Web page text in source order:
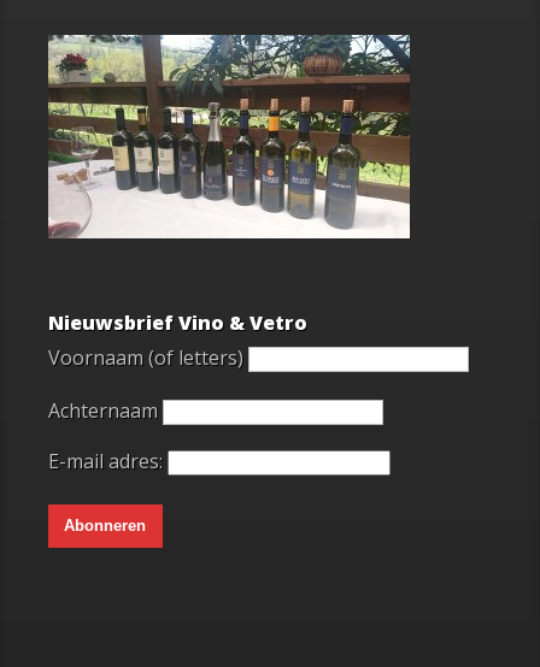
Nieuwsbrief Vino & Vetro
Voornaam (of letters)
Achternaam
E-mail adres: